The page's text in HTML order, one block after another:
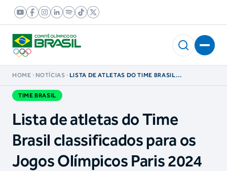
HOME NOTÍCIAS
LISTA DE ATLETAS DO TIME BRASIL
TIME BRASIL
Lista de atletas do Time
Brasil classificados para os
Jogos Olímpicos Paris 2024